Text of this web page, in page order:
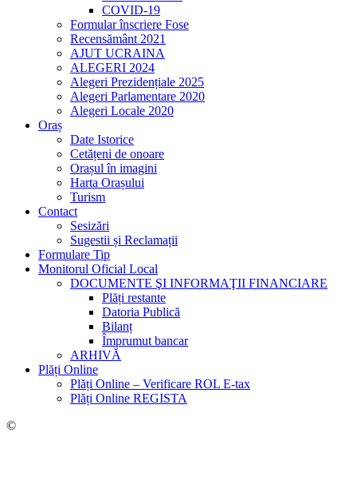
COVID-19
Formular înscriere Fose
Recensământ 2021
AJUT UCRAINA
ALEGERI 2024
Alegeri Prezidențiale 2025
Alegeri Parlamentare 2020
Alegeri Locale 2020
Oraș
Date Istorice
Cetățeni de onoare
Orașul în imagini
Harta Orașului
Turism
Contact
Sesizări
Sugestii și Reclamații
Formulare Tip
Monitorul Oficial Local
DOCUMENTE ŞI INFORMAŢII FINANCIARE
Plăți restante
Datoria Publică
Bilanț
Împrumut bancar
ARHIVĂ
Plăți Online
Plăți Online – Verificare ROL E-tax
Plăți Online REGISTA
©